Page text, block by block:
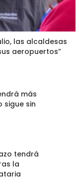
las alcaldesas
aeropuertos”
más
sigue sin
tendrá
la